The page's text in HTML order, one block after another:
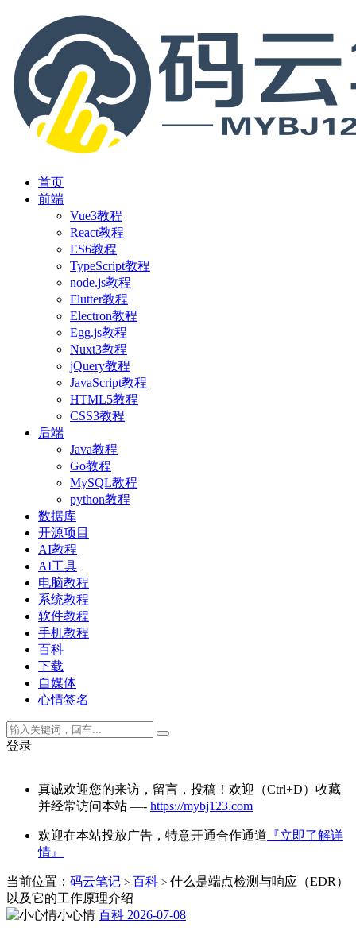
首页
前端
Vue3教程
React教程
ES6教程
TypeScript教程
node.js教程
Flutter教程
Electron教程
Egg.js教程
Nuxt3教程
jQuery教程
JavaScript教程
HTML5教程
CSS3教程
后端
Java教程
Go教程
MySQL教程
python教程
数据库
开源项目
AI教程
AI工具
电脑教程
系统教程
软件教程
手机教程
百科
下载
自媒体
心情签名
登录
真诚欢迎您的来访，留言，投稿！欢迎（Ctrl+D）收藏
并经常访问本站 —- https://mybj123.com
欢迎在本站投放广告，特意开通合作通道 『立即了解详
情』
当前位置： 码云笔记 > 百科 > 什么是端点检测与响应（EDR）
以及它的工作原理介绍
小心情 百科 2026-07-08